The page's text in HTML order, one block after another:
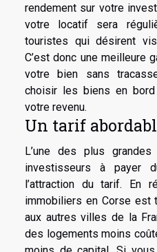
rendement sur votre
votre locatif sera
touristes qui désirent
C’est donc une meilleure
votre bien sans
choisir les biens en bord
votre revenu.
Un tarif
L’une des plus
investisseurs à payer
l’attraction du tarif. En
immobiliers en Corse est
aux autres villes de la
des logements moins